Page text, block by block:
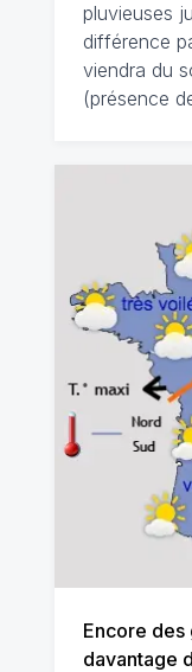
pluvieuses
différence
viendra du
(présence
Encore des
davantage